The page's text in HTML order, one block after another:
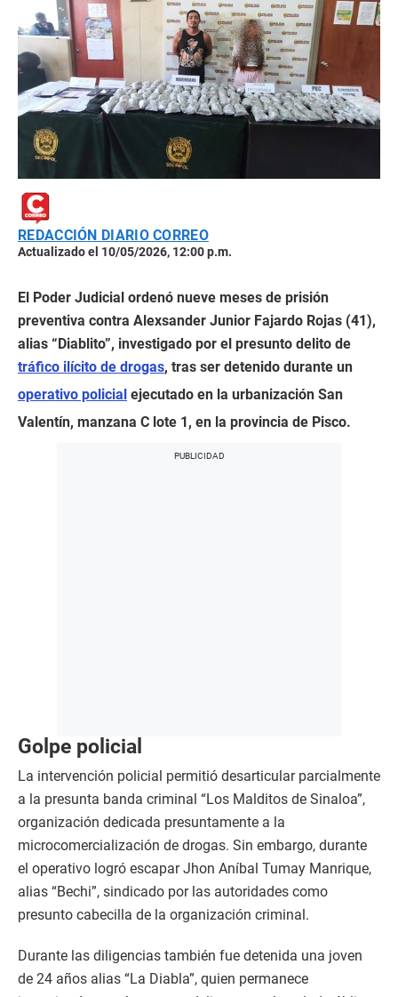
REDACCIÓN DIARIO CORREO
Actualizado el 10/05/2026, 12:00 p.m.
El Poder Judicial ordenó nueve meses de prisión
preventiva contra Alexsander Junior Fajardo Rojas (41),
alias “Diablito”, investigado por el presunto delito de
tráfico ilícito de drogas, tras ser detenido durante un
operativo policial ejecutado en la urbanización San
Valentín, manzana C lote 1, en la provincia de Pisco.
Golpe policial
La intervención policial permitió desarticular parcialmente
a la presunta banda criminal “Los Malditos de Sinaloa”,
organización dedicada presuntamente a la
microcomercialización de drogas. Sin embargo, durante
el operativo logró escapar Jhon Aníbal Tumay Manrique,
alias “Bechi”, sindicado por las autoridades como
presunto cabecilla de la organización criminal.
Durante las diligencias también fue detenida una joven
de 24 años alias “La Diabla”, quien permanece